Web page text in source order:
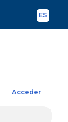
ES
Acceder